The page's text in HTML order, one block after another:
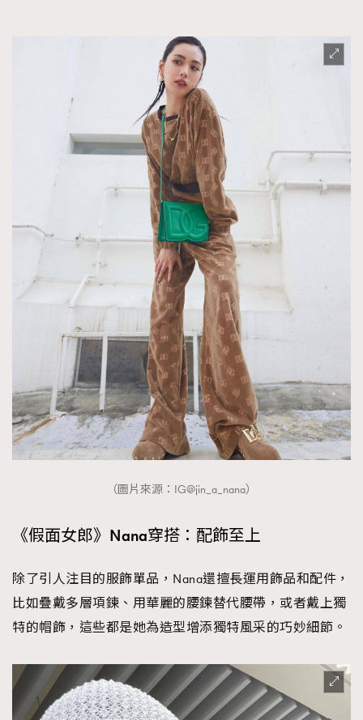
（圖片來源：IG@jin_a_nana）
《假面女郎》Nana穿搭：配飾至上
除了引人注目的服飾單品，Nana還擅長運用飾品和配件，
比如疊戴多層項鍊、用華麗的腰鍊替代腰帶，或者戴上獨
特的帽飾，這些都是她為造型增添獨特風采的巧妙細節。